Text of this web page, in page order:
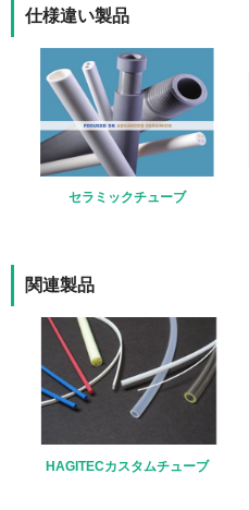
仕様違い製品
セラミックチューブ
関連製品
HAGITECカスタムチューブ